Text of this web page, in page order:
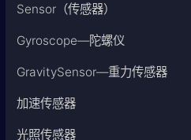
Sensor（传感器）
Gyroscope—陀螺仪
GravitySensor—重力传感器
加速传感器
光照传感器